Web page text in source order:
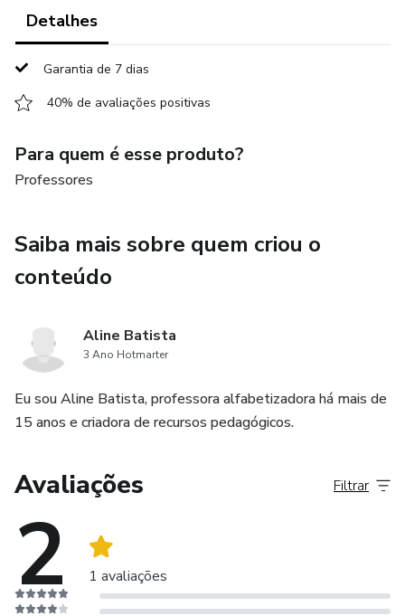
Decomposição de palavras
Rimas
Separação de sílabas
Atividades de atenção
Treino de letra cursiva
Trilha
Escrita espontânea e muito mais...!😱
Detalhes
Garantia de 7 dias
40% de avaliações positivas
Para quem é esse produto?
Professores
Saiba mais sobre quem criou o
conteúdo
Aline Batista
3 Ano Hotmarter
Eu sou Aline Batista, professora alfabetizadora há mais de
15 anos e criadora de recursos pedagógicos.
Avaliações
2 1 avaliações
Filtrar